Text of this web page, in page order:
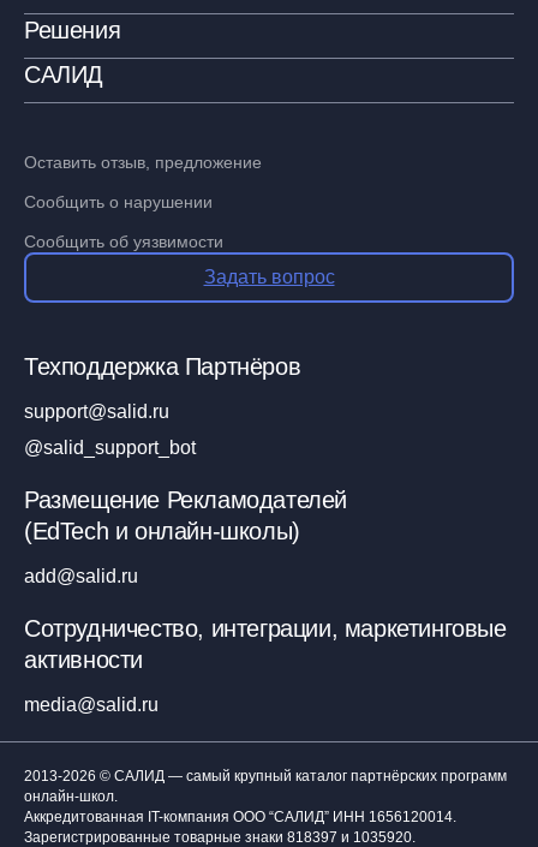
Решения
САЛИД
Оставить отзыв, предложение
Сообщить о нарушении
Сообщить об уязвимости
Задать вопрос
Техподдержка Партнёров
support@salid.ru
@salid_support_bot
Размещение Рекламодателей
(EdTech и онлайн-школы)
add@salid.ru
Сотрудничество, интеграции, маркетинговые
активности
media@salid.ru
2013-2026 © САЛИД — самый крупный каталог партнёрских программ
онлайн-школ.
Аккредитованная IT-компания ООО “САЛИД” ИНН 1656120014.
Зарегистрированные товарные знаки 818397 и 1035920.